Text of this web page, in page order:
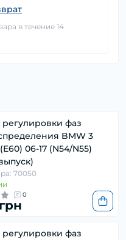
в течение 14
регулировки фаз
BMW 3
06-17 (N54/N55)
70050
0
регулировки фаз